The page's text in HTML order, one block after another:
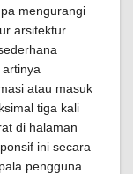
mengurangi
arsitektur
atau masuk
tiga kali
di halaman
ini secara
pengguna